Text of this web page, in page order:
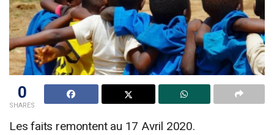
0
SHARES
Les faits remontent au 17 Avril 2020.